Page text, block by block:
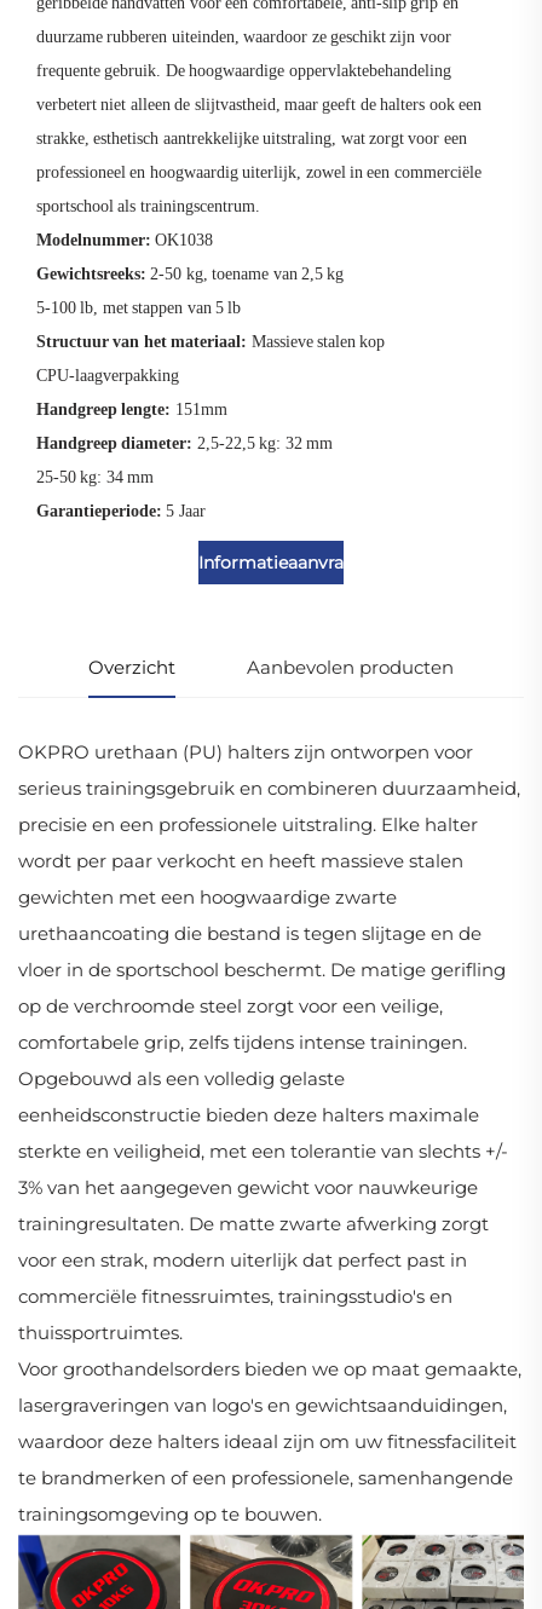
duurzame rubberen uiteinden, waardoor ze geschikt zijn voor
frequente gebruik. De hoogwaardige oppervlaktebehandeling
verbetert niet alleen de slijtvastheid, maar geeft de halters ook een
strakke, esthetisch aantrekkelijke uitstraling, wat zorgt voor een
professioneel en hoogwaardig uiterlijk, zowel in een commerciële
sportschool als trainingscentrum.
Modelnummer:OK1038
Gewichtsreeks:2-50 kg, toename van 2,5 kg
5-100 lb, met stappen van 5 lb
Structuur van het materiaal: Massieve stalen kop
CPU-laagverpakking
Handgreep lengte: 151mm
Handgreep diameter: 2,5-22,5 kg: 32 mm
25-50 kg: 34 mm
Garantieperiode:5 Jaar
Informatieaanvraag
Overzicht Aanbevolen producten
OKPRO urethaan (PU) halters zijn ontworpen voor
serieus trainingsgebruik en combineren duurzaamheid,
precisie en een professionele uitstraling. Elke halter
wordt per paar verkocht en heeft massieve stalen
gewichten met een hoogwaardige zwarte
urethaancoating die bestand is tegen slijtage en de
vloer in de sportschool beschermt. De matige gerifling
op de verchroomde steel zorgt voor een veilige,
comfortabele grip, zelfs tijdens intense trainingen.
Opgebouwd als een volledig gelaste
eenheidsconstructie bieden deze halters maximale
sterkte en veiligheid, met een tolerantie van slechts +/-
3% van het aangegeven gewicht voor nauwkeurige
trainingresultaten. De matte zwarte afwerking zorgt
voor een strak, modern uiterlijk dat perfect past in
commerciële fitnessruimtes, trainingsstudio's en
thuissportruimtes.
Voor groothandelsorders bieden we op maat gemaakte,
lasergraveringen van logo's en gewichtsaanduidingen,
waardoor deze halters ideaal zijn om uw fitnessfaciliteit
te brandmerken of een professionele, samenhangende
trainingsomgeving op te bouwen.